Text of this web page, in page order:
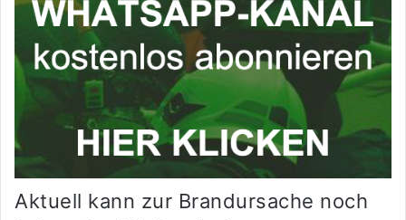
Aktuell kann zur Brandursache noch